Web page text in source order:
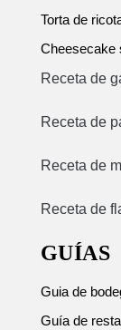
Torta de
Cheesecake
Receta de
Receta de
Receta de
Receta de
GUÍAS
Guia de
Guía de